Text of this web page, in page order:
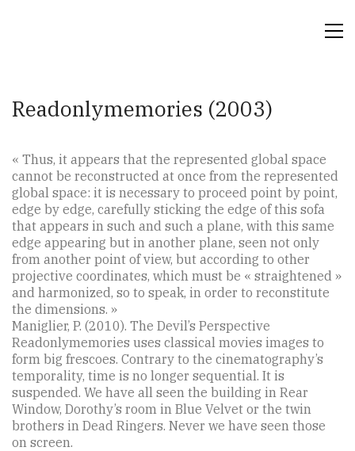
Readonlymemories (2003)
« Thus, it appears that the represented global space
cannot be reconstructed at once from the represented
global space: it is necessary to proceed point by point,
edge by edge, carefully sticking the edge of this sofa
that appears in such and such a plane, with this same
edge appearing but in another plane, seen not only
from another point of view, but according to other
projective coordinates, which must be « straightened »
and harmonized, so to speak, in order to reconstitute
the dimensions. »
Maniglier, P. (2010). The Devil’s Perspective
Readonlymemories uses classical movies images to
form big frescoes. Contrary to the cinematography’s
temporality, time is no longer sequential. It is
suspended. We have all seen the building in Rear
Window, Dorothy’s room in Blue Velvet or the twin
brothers in Dead Ringers. Never we have seen those
on screen.